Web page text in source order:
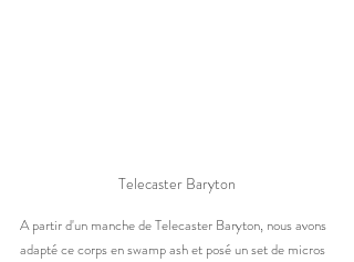
Telecaster Baryton
A partir d'un manche de Telecaster Baryton, nous avons
adapté ce corps en swamp ash et posé un set de micros